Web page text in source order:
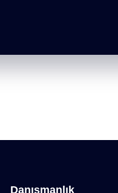
Danışmanlık